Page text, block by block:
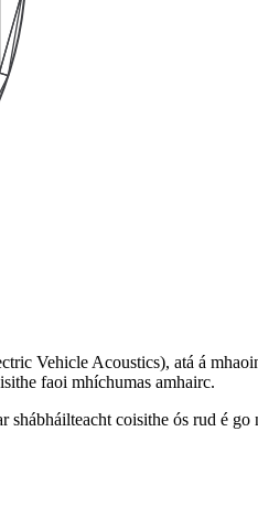
Vehicle Acoustics), atá á
faoi mhíchumas amhairc.
coisithe ós rud é